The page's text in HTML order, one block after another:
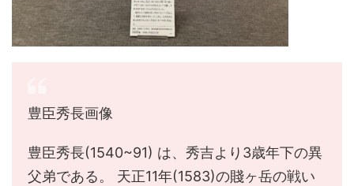
豊臣秀長画像
豊臣秀長(1540~91) は、秀吉より3歳年下の異
父弟である。 天正11年(1583)の賤ヶ岳の戦い